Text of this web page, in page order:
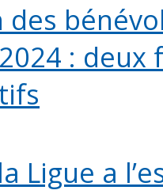
des
:
Ligue a